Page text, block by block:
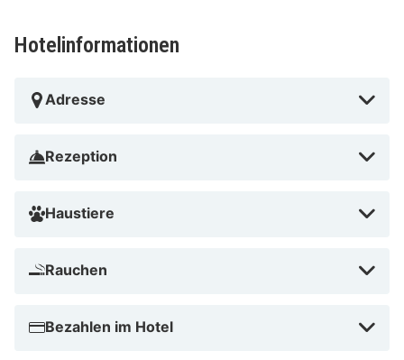
Hotelinformationen
Adresse
Rezeption
Haustiere
Rauchen
Bezahlen im Hotel